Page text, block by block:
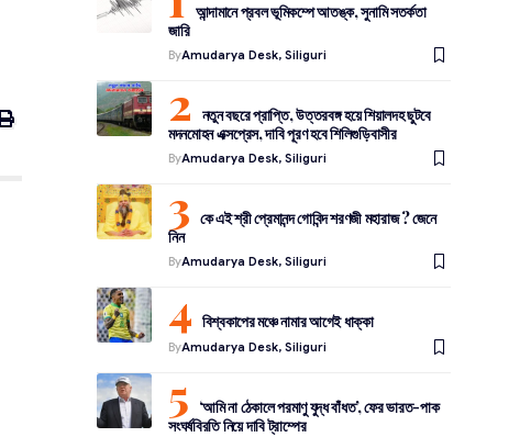
আন্দামানে প্রবল ভূমিকম্পে আতঙ্ক, সুনামি সতর্কতা
জারি
ByAmudarya Desk, Siliguri
নতুন বছরে প্রাপ্তি, উত্তরবঙ্গ হয়ে শিয়ালদহ ছুটবে
মদনমোহন এক্সপ্রেস, দাবি পূরণ হবে শিলিগুড়িবাসীর
ByAmudarya Desk, Siliguri
কে এই শ্রী প্রেমানন্দ গোবিন্দ শরণজী মহারাজ ? জেনে
নিন
ByAmudarya Desk, Siliguri
বিশ্বকাপের মঞ্চে নামার আগেই ধাক্কা
ByAmudarya Desk, Siliguri
‘আমি না ঠেকালে পরমাণু যুদ্ধ বাঁধত’, ফের ভারত-পাক
সংঘর্ষবিরতি নিয়ে দাবি ট্রাম্পের